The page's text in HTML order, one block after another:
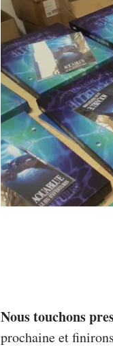
Nous touchons
prochaine et